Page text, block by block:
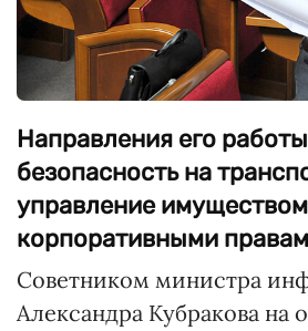
Направления его
безопасность на
управление
корпоративными
Советником министра
Александра Кубракова на